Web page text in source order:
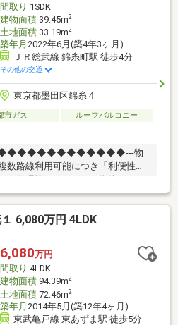
間取り 1SDK
建物面積39.45m2
土地面積33.19m2
築年月 2022年6月(築4年3ヶ月)
ＪＲ総武線 錦糸町駅 徒歩4分
その他の交通
東京都墨田区錦糸４
市ガス
ルーフバルコニー
物
路線利用可能につき「利便性が
のご利用が可能（金利0.92％
可能です◆ライフプランシミュレ
(※LPとは、住宅購入後の資金シ
6,080万円 4LDK
6,080万円
間取り 4LDK
建物面積94.39m2
土地面積72.46m2
築年月 2014年5月(築12年4ヶ月)
東武亀戸線 東あずま駅 徒歩5分